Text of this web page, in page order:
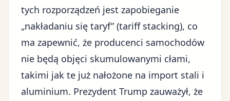
tych rozporządzeń jest zapobieganie
„nakładaniu się taryf” (tariff stacking), co
ma zapewnić, że producenci samochodów
nie będą objęci skumulowanymi cłami,
takimi jak te już nałożone na import stali i
aluminium. Prezydent Trump zauważył, że